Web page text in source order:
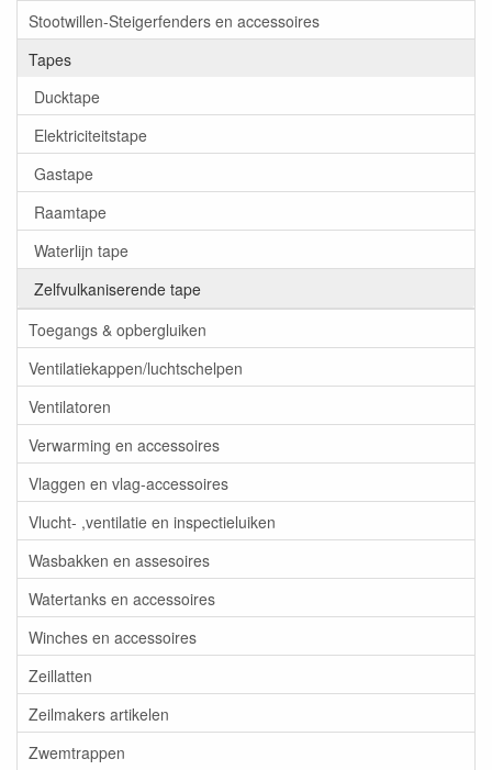
Stootwillen-Steigerfenders en accessoires
Tapes
Ducktape
Elektriciteitstape
Gastape
Raamtape
Waterlijn tape
Zelfvulkaniserende tape
Toegangs & opbergluiken
Ventilatiekappen/luchtschelpen
Ventilatoren
Verwarming en accessoires
Vlaggen en vlag-accessoires
Vlucht- ,ventilatie en inspectieluiken
Wasbakken en assesoires
Watertanks en accessoires
Winches en accessoires
Zeillatten
Zeilmakers artikelen
Zwemtrappen